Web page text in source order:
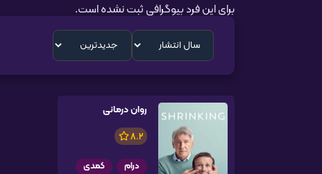
برای این فرد بیوگرافی ثبت نشده است.
روان درمانی
8.2
درام کمدی